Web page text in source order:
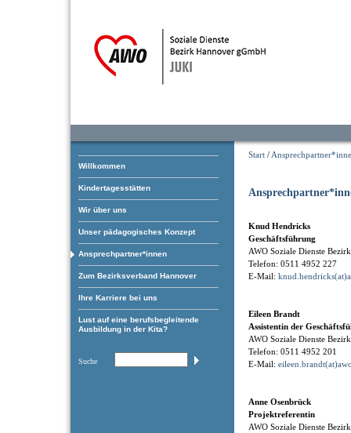
Willkommen
Kindertagesstätten
Wir über uns
Unser pädagogisches Konzept
Ansprechpartner*innen
Zum Bezirksverband Hannover
Ihre Karriere bei uns
Lust auf eine berufsbegleitende
Ausbildung in der Kita?
Suche
Start /
Knud Hendricks
Geschäftsführung
AWO Soziale Dienste
Telefon: 0511 4952 227
E-Mail:
Eileen Brandt
Assistentin der
AWO Soziale Dienste
Telefon: 0511 4952 201
E-Mail:
Anne Osenbrück
Projektreferentin
AWO Soziale Dienste